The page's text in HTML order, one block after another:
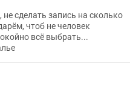
сделать запись на сколько
чтоб не человек
всё выбрать...